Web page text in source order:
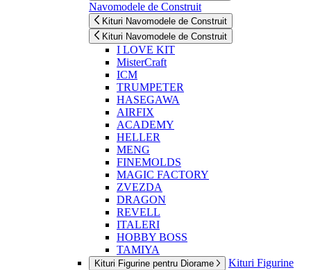
Navomodele de Construit
Kituri Navomodele de Construit
Kituri Navomodele de Construit
I LOVE KIT
MisterCraft
ICM
TRUMPETER
HASEGAWA
AIRFIX
ACADEMY
HELLER
MENG
FINEMOLDS
MAGIC FACTORY
ZVEZDA
DRAGON
REVELL
ITALERI
HOBBY BOSS
TAMIYA
Kituri Figurine pentru Diorame
Kituri Figurine